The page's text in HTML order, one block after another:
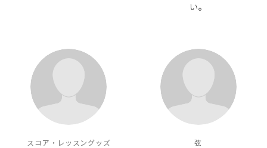
い。
スコア・レッスングッズ 弦